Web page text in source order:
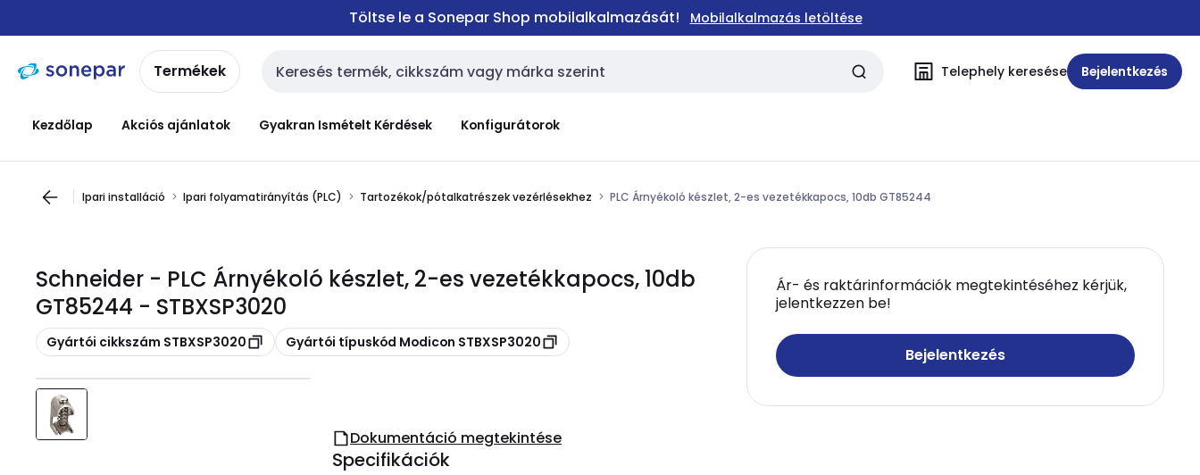
navigációhoztartalomra
Töltse le a Sonepar Shop mobilalkalmazását! Mobilalkalmazás letöltése
Termékek Keresési bemenet Telephely keresése Bejelentkezés
Kezdőlap Akciós ajánlatok Gyakran Ismételt Kérdések Konfigurátorok
Ipari installáció Ipari folyamatirányítás (PLC) Tartozékok/pótalkatrészek vezérlésekhez PLC Árnyékoló készlet, 2-es vezetékkapocs, 10db GT85244
Schneider - PLC Árnyékoló készlet, 2-es vezetékkapocs, 10db
GT85244 - STBXSP3020
Másolás
Gyártói cikkszám STBXSP3020 Másolás
Gyártói típuskód Modicon STBXSP3020
Ár- és raktárinformációk megtekintéséhez kérjük,
jelentkezzen be!
Bejelentkezés
Dokumentáció megtekintése
Specifikációk